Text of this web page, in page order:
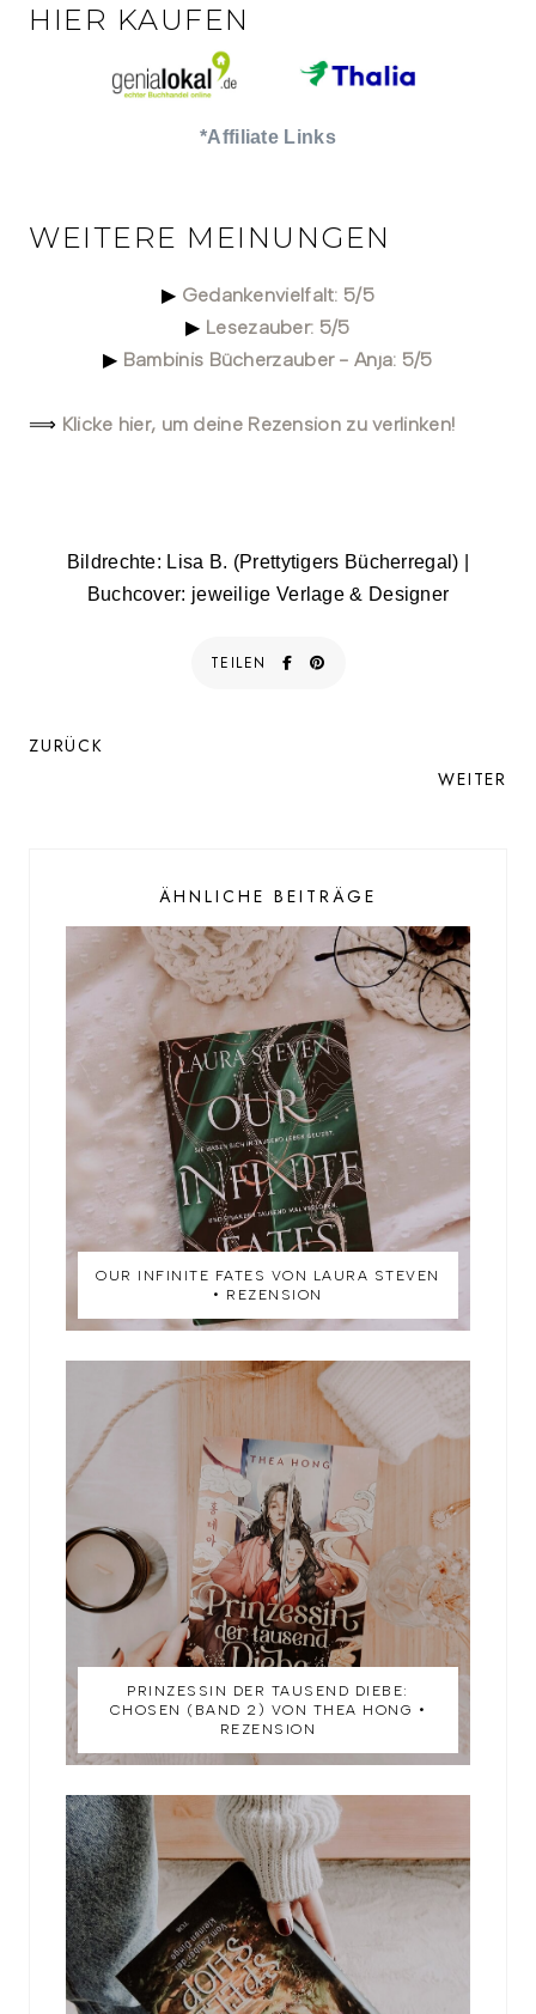
HIER KAUFEN
*Affiliate Links
WEITERE MEINUNGEN
▶ Gedankenvielfalt: 5/5
▶ Lesezauber: 5/5
▶ Bambinis Bücherzauber - Anja: 5/5
⟹ Klicke hier, um deine Rezension zu verlinken!
Bildrechte: Lisa B. (Prettytigers Bücherregal) |
Buchcover: jeweilige Verlage & Designer
TEILEN
ZURÜCK
WEITER
ÄHNLICHE BEITRÄGE
OUR INFINITE FATES VON LAURA STEVEN
• REZENSION
PRINZESSIN DER TAUSEND DIEBE:
CHOSEN (BAND 2) VON THEA HONG •
REZENSION